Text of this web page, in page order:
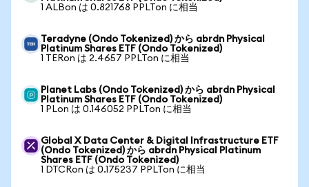
1 ALBon は 0.821768 PPLTon に相当
Teradyne (Ondo Tokenized) から abrdn Physical
Platinum Shares ETF (Ondo Tokenized)
1 TERon は 2.4657 PPLTon に相当
Planet Labs (Ondo Tokenized) から abrdn Physical
Platinum Shares ETF (Ondo Tokenized)
1 PLon は 0.146052 PPLTon に相当
Global X Data Center & Digital Infrastructure ETF
(Ondo Tokenized) から abrdn Physical Platinum
Shares ETF (Ondo Tokenized)
1 DTCRon は 0.175237 PPLTon に相当